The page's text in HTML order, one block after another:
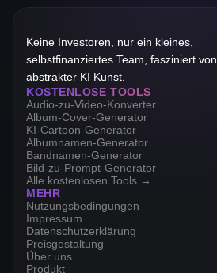
Keine Investoren, nur ein kleines,
selbstfinanziertes Team, fasziniert von
abstrakter KI Kunst.
KOSTENLOSE TOOLS
Audio-zu-Video-Konverter
Album-Cover-Generator
KI-Cartoon-Generator
Albumnamen-Generator
Bandnamen-Generator
Bild-zu-Prompt-Generator
Alle kostenlosen Tools →
MEHR
Nutzungsbedingungen
Impressum
Datenschutzerklärung
Preisgestaltung
Über uns
Produkt